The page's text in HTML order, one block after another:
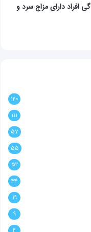
دارای مزاج سرد و
۱۲۰
۱۱۱
۵۷
۵۵
۵۲
۴۴
۱۹
۹